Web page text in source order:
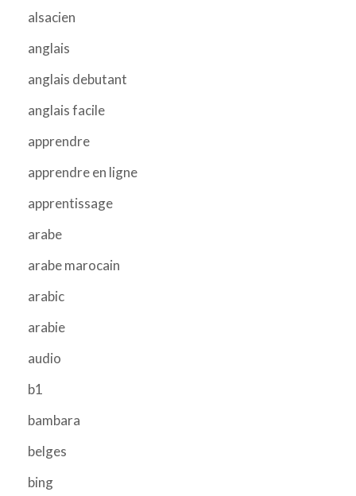
alsacien
anglais
anglais debutant
anglais facile
apprendre
apprendre en ligne
apprentissage
arabe
arabe marocain
arabic
arabie
audio
b1
bambara
belges
bing